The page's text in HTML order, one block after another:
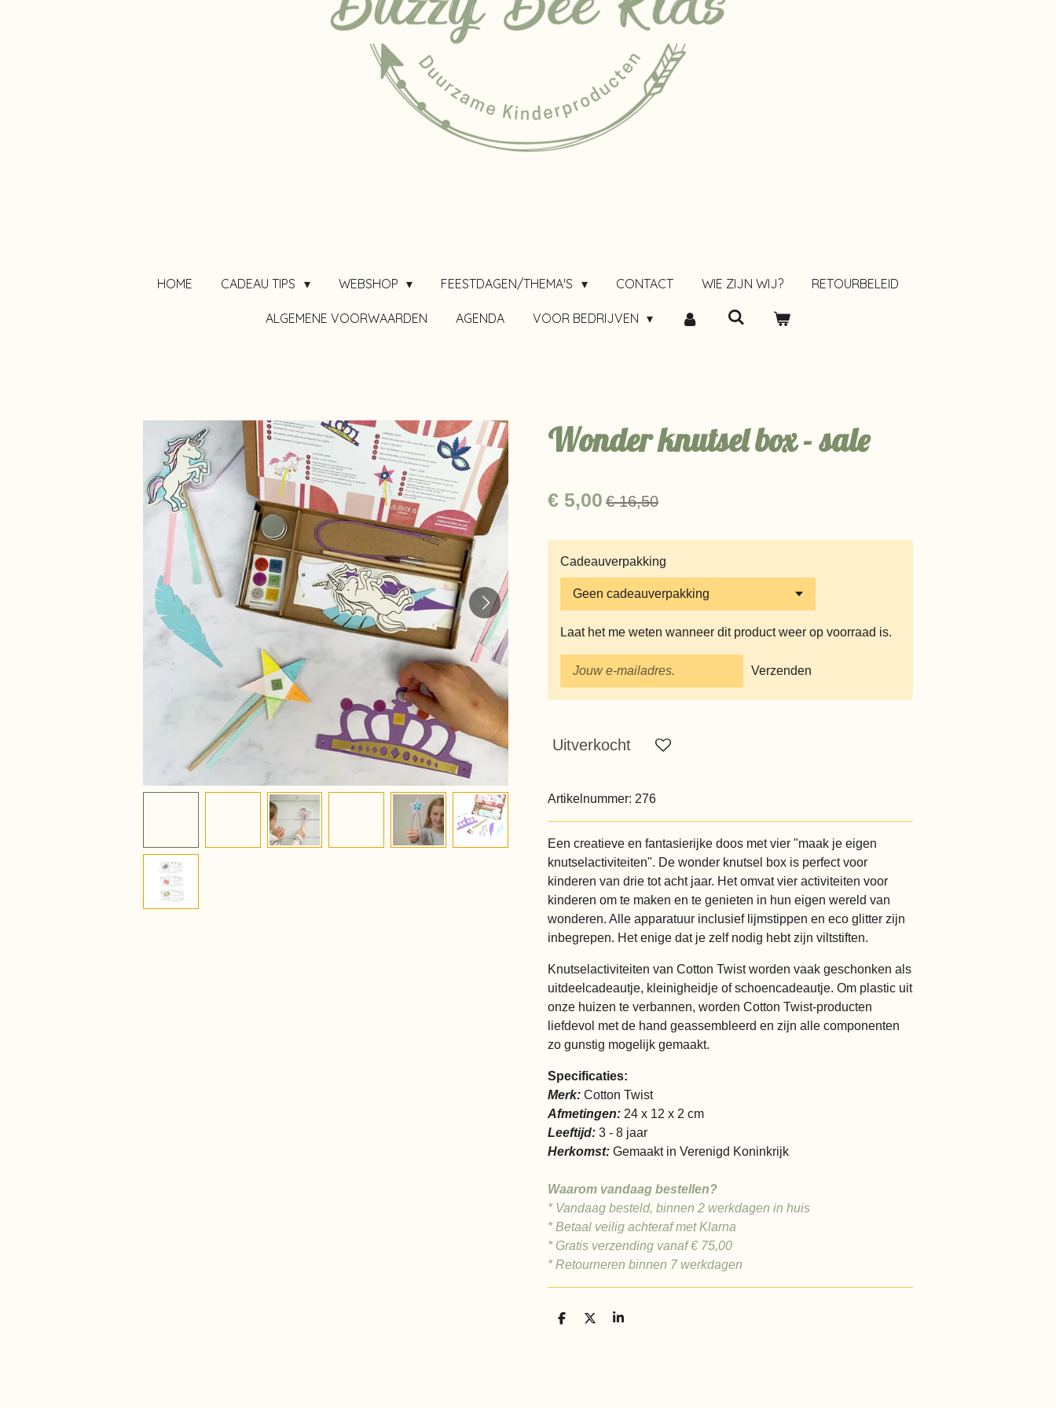
HOME CADEAU TIPS WEBSHOP FEESTDAGEN/THEMA'S CONTACT WIE ZIJN WIJ? RETOURBELEID
ALGEMENE VOORWAARDEN AGENDA VOOR BEDRIJVEN
Wonder knutsel box - sale
€ 5,00 € 16,50
Cadeauverpakking
Laat het me weten wanneer dit product weer op voorraad is.
Verzenden
Uitverkocht
Artikelnummer: 276
Een creatieve en fantasierijke doos met vier "maak je eigen
knutselactiviteiten". De wonder knutsel box is perfect voor
kinderen van drie tot acht jaar. Het omvat vier activiteiten voor
kinderen om te maken en te genieten in hun eigen wereld van
wonderen. Alle apparatuur inclusief lijmstippen en eco glitter zijn
inbegrepen. Het enige dat je zelf nodig hebt zijn viltstiften.
Knutselactiviteiten van Cotton Twist worden vaak geschonken als
uitdeelcadeautje, kleinigheidje of schoencadeautje. Om plastic uit
onze huizen te verbannen, worden Cotton Twist-producten
liefdevol met de hand geassembleerd en zijn alle componenten
zo gunstig mogelijk gemaakt.
Specificaties:
Merk: Cotton Twist
Afmetingen: 24 x 12 x 2 cm
Leeftijd: 3 - 8 jaar
Herkomst: Gemaakt in Verenigd Koninkrijk
Waarom vandaag bestellen?
* Vandaag besteld, binnen 2 werkdagen in huis
* Betaal veilig achteraf met Klarna
* Gratis verzending vanaf € 75,00
* Retourneren binnen 7 werkdagen
D
D
S